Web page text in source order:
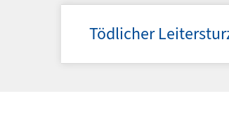
Tödlicher